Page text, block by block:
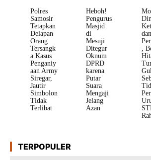
Polres
Samosir
Tetapkan
Delapan
Orang
Tersangk
a Kasus
Penganiy
aan Army
Siregar,
Jautir
Simbolon
Tidak
Terlibat
Heboh!
Pengurus
Masjid
di
Mesuji
Ditegur
Oknum
DPRD
karena
Putar
Suara
Mengaji
Jelang
Azan
dan
,
TERPOPULER